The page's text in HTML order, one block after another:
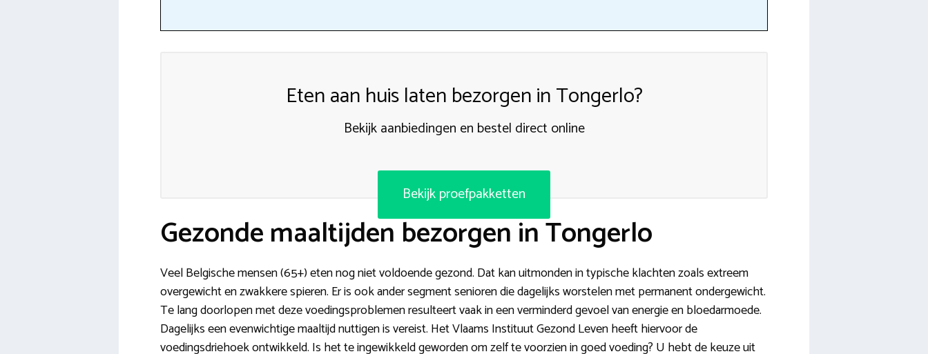
Eten aan huis laten bezorgen in Tongerlo?
Bekijk aanbiedingen en bestel direct online
Bekijk proefpakketten
Gezonde maaltijden bezorgen in Tongerlo
Veel Belgische mensen (65+) eten nog niet voldoende gezond. Dat kan uitmonden in typische klachten zoals extreem
overgewicht en zwakkere spieren. Er is ook ander segment senioren die dagelijks worstelen met permanent ondergewicht.
Te lang doorlopen met deze voedingsproblemen resulteert vaak in een verminderd gevoel van energie en bloedarmoede.
Dagelijks een evenwichtige maaltijd nuttigen is vereist. Het Vlaams Instituut Gezond Leven heeft hiervoor de
voedingsdriehoek ontwikkeld. Is het te ingewikkeld geworden om zelf te voorzien in goed voeding? U hebt de keuze uit